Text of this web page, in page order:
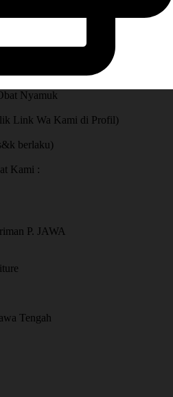
Nyamuk
Link Wa Kami di Profil)
berlaku)
Kami :
P. JAWA
Tengah